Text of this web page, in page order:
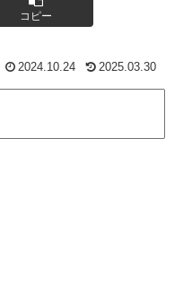
コピー
2024.10.24 2025.03.30